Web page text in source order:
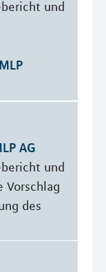
und
AG
und
Vorschlag
des